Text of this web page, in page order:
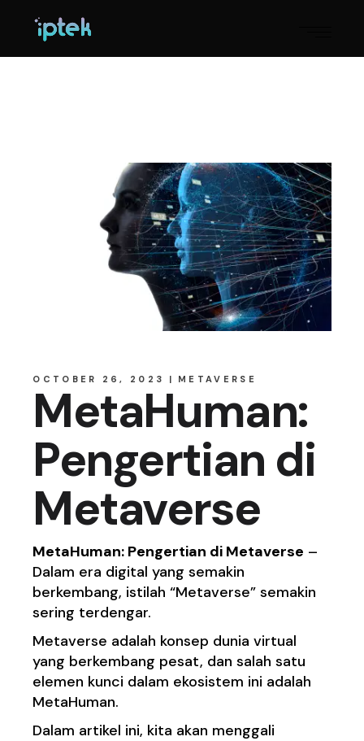
OCTOBER 26, 2023 METAVERSE
MetaHuman:
Pengertian di
Metaverse
MetaHuman: Pengertian di Metaverse –
Dalam era digital yang semakin
berkembang, istilah “Metaverse” semakin
sering terdengar.
Metaverse adalah konsep dunia virtual
yang berkembang pesat, dan salah satu
elemen kunci dalam ekosistem ini adalah
MetaHuman.
Dalam artikel ini, kita akan menggali